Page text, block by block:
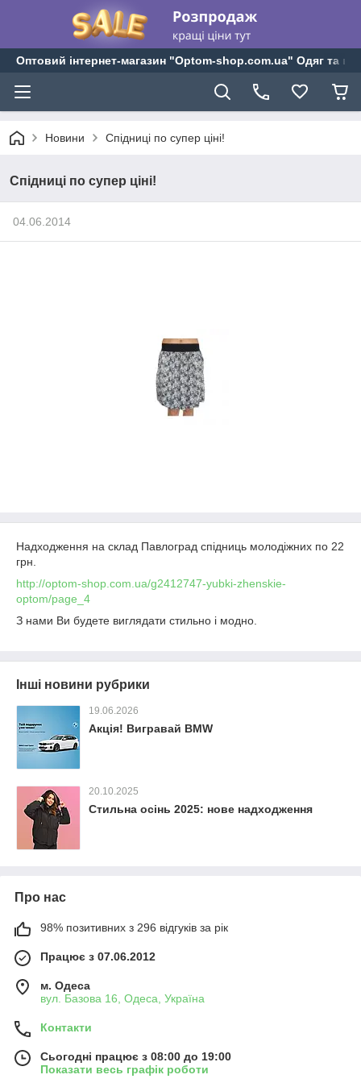
Оптовий інтернет-магазин "Optom-shop.com.ua" Одяг та
Новини Спідниці по супер ціні!
Спідниці по супер ціні!
04.06.2014
Надходження на склад Павлоград спідниць молодіжних по 22
грн.
http://optom-shop.com.ua/g2412747-yubki-zhenskie-
optom/page_4
З нами Ви будете виглядати стильно і модно.
Інші новини рубрики
19.06.2026
Акція! Вигравай BMW
20.10.2025
Стильна осінь 2025: нове надходження
Про нас
98% позитивних з 296 відгуків за рік
Працює з 07.06.2012
м. Одеса
вул. Базова 16, Одеса, Україна
Контакти
Сьогодні працює з 08:00 до 19:00
Показати весь графік роботи